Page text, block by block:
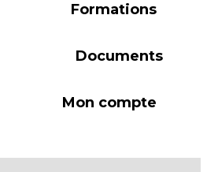
Formations
Documents
Mon compte